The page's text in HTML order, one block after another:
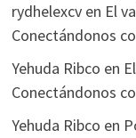
rydhelexcven El
Conectándonos
Yehuda Ribco en
Conectándonos
Yehuda Ribco en